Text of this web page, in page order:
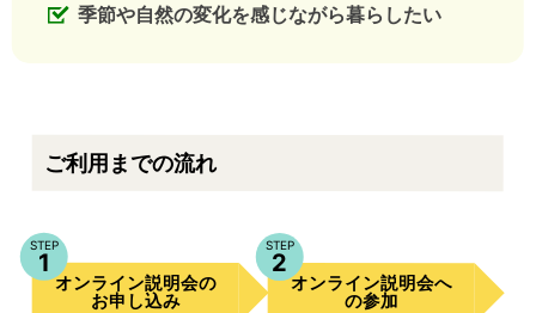
季節や自然の変化を感じながら暮らしたい
ご利用までの流れ
STEP
1
オンライン説明会の
お申し込み
STEP
2
オンライン説明会へ
の参加